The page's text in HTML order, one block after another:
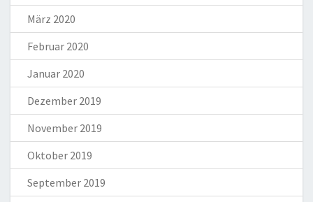
März 2020
Februar 2020
Januar 2020
Dezember 2019
November 2019
Oktober 2019
September 2019